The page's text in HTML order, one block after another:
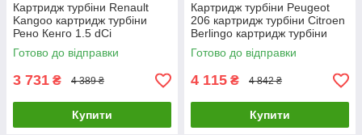
Картридж турбіни Renault
Kangoo картридж турбіни
Рено Кенго 1.5 dCi
54359700000
54359880000 54359700008
Готово до відправки
3 731 ₴ 4 389 ₴
Купити
Картридж турбіни Peugeot
206 картридж турбіни Citroen
Berlingo картридж турбіни
Mazda 3 1.6D 753420-0002
0375J
Готово до відправки
4 115 ₴ 4 842 ₴
Купити